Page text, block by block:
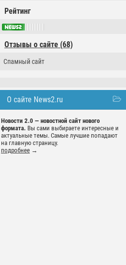
Рейтинг
Отзывы о сайте (68)
Спамный сайт
О сайте News2.ru
Новости 2.0 — новостной сайт нового
формата. Вы сами выбираете интересные и
актуальные темы. Самые лучшие попадают
на главную страницу.
подробнее →